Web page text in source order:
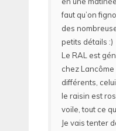
faut qu’on
des
petits détails :)
Le RAL est
chez
différents,
le raisin est
voile, tout ce
Je vais tenter